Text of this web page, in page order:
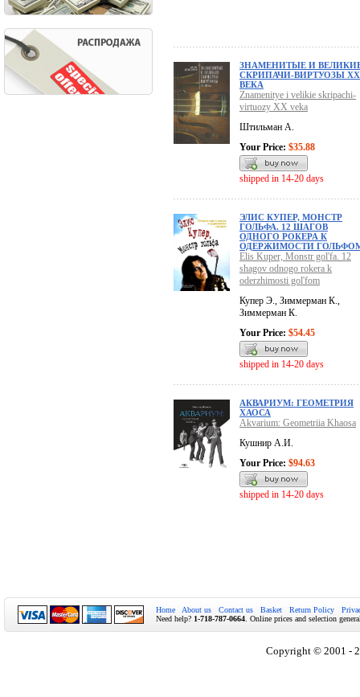
ЗНАМЕНИТЫЕ И
СКРИПАЧИ-ВИРТУОЗЫ XX
ВЕКА
Znamenitye i velikie skripachi-
virtuozy XX veka
Штильман А.
Your Price: $35.88
shipped in 14-20 days
ЭЛИС КУПЕР, МОНСТР
ГОЛЬФА. 12 ШАГОВ
ОДНОГО РОКЕРА К
ОДЕРЖИМОСТИ
Elis Kuper, Monstr gol'fa. 12
shagov odnogo rokera k
oderzhimosti gol'fom
Купер Э., Зиммерман К.,
Зиммерман К.
Your Price: $54.45
shipped in 14-20 days
АКВАРИУМ: ГЕОМЕТРИЯ
ХАОСА
Akvarium: Geometriia Khaosa
Кушнир А.И.
Your Price: $94.63
shipped in 14-20 days
Home About us Contact us Basket Return Policy
Need help? 1-718-787-0664 . Online prices and selection
Copyright © 2001 -